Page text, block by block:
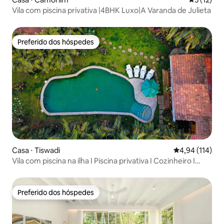
Vila com piscina privativa |4BHK Luxo|A Varanda de Julieta
Preferido dos hóspedes
Preferido dos hóspedes
Casa ⋅ Tiswadi 4,94 de uma
4,94 (114)
Vila com piscina na ilha I Piscina privativa I Cozinheiro I
Preferido dos hóspedes
Preferido dos hóspedes